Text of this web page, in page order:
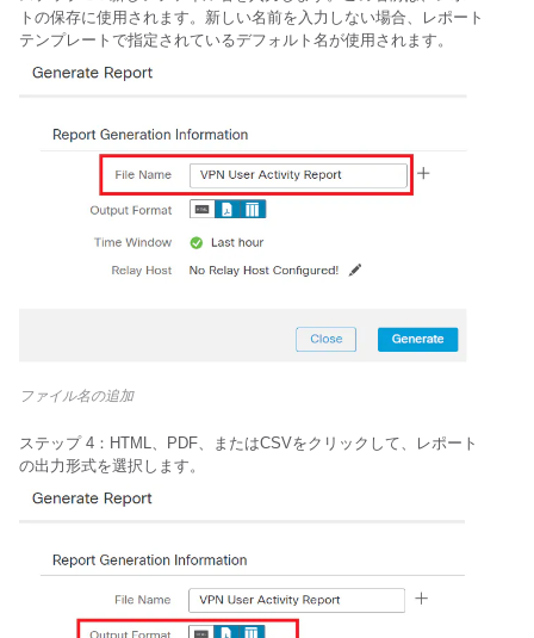
トの保存に使用されます。新しい名前を入力しない場合、レポート
テンプレートで指定されているデフォルト名が使用されます。
ファイル名の追加
ステップ 4：HTML、PDF、またはCSVをクリックして、レポート
の出力形式を選択します。